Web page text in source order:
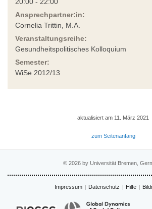
Ansprechpartner:in:
Cornelia Trittin, M.A.
Veranstaltungsreihe:
Gesundheitspolitisches Kolloquium
Semester:
WiSe 2012/13
aktualisiert am 11. März 2021
zum Seitenanfang
© 2026 by Universität Bremen,
Impressum Datenschutz Hilfe